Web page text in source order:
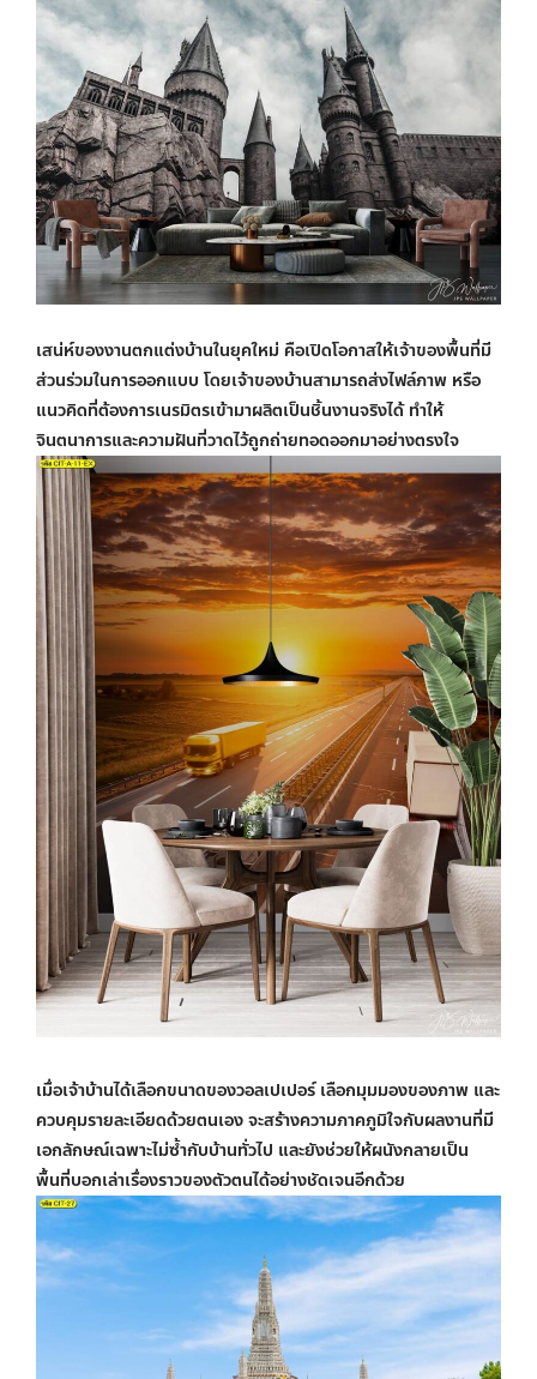
เสน่ห์ของงานตกแต่งบ้านในยุคใหม่ คือเปิดโอกาสให้เจ้าของพื้นที่มี
ส่วนร่วมในการออกแบบ โดยเจ้าของบ้านสามารถส่งไฟล์ภาพ หรือ
แนวคิดที่ต้องการเนรมิตรเข้ามาผลิตเป็นชิ้นงานจริงได้ ทำให้
จินตนาการและความฝันที่วาดไว้ถูกถ่ายทอดออกมาอย่างตรงใจ
เมื่อเจ้าบ้านได้เลือกขนาดของวอลเปเปอร์ เลือกมุมมองของภาพ และ
ควบคุมรายละเอียดด้วยตนเอง จะสร้างความภาคภูมิใจกับผลงานที่มี
เอกลักษณ์เฉพาะไม่ซ้ำกับบ้านทั่วไป และยังช่วยให้ผนังกลายเป็น
พื้นที่บอกเล่าเรื่องราวของตัวตนได้อย่างชัดเจนอีกด้วย